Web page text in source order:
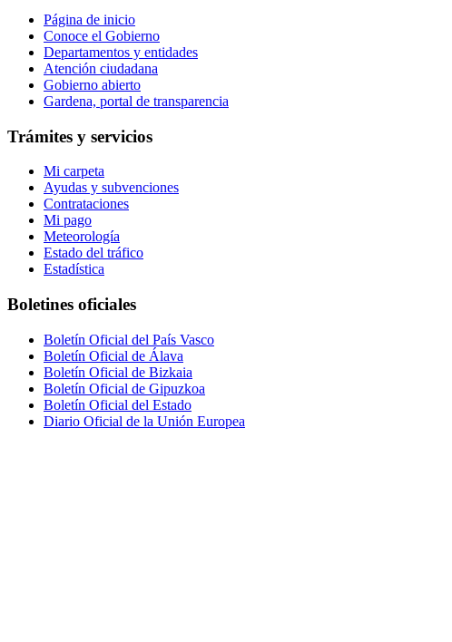
Página de inicio
Conoce el Gobierno
Departamentos y entidades
Atención ciudadana
Gobierno abierto
Gardena, portal de transparencia
Trámites y servicios
Mi carpeta
Ayudas y subvenciones
Contrataciones
Mi pago
Meteorología
Estado del tráfico
Estadística
Boletines oficiales
Boletín Oficial del País Vasco
Boletín Oficial de Álava
Boletín Oficial de Bizkaia
Boletín Oficial de Gipuzkoa
Boletín Oficial del Estado
Diario Oficial de la Unión Europea